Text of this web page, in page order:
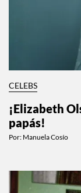
CELEBS
¡Elizabeth
papás!
Por: Manuela Cosío